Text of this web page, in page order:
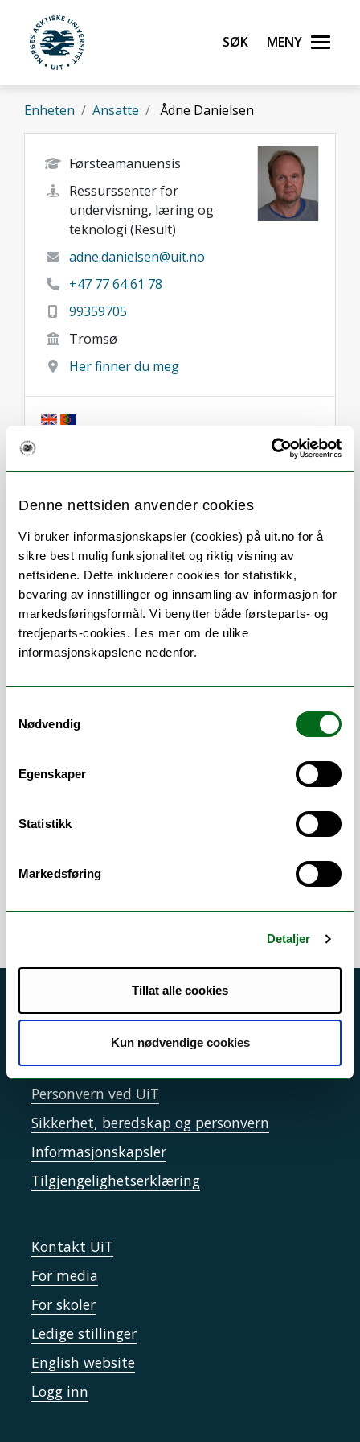
Denne nettsiden anvender cookies
Vi bruker informasjonskapsler (cookies) på uit.no for å
sikre best mulig funksjonalitet og riktig visning av
nettsidene. Dette inkluderer cookies for statistikk,
bevaring av innstillinger og innsamling av informasjon for
markedsføringsformål. Vi benytter både førsteparts- og
tredjeparts-cookies. Les mer om de ulike
informasjonskapslene nedenfor.
Nødvendig
Egenskaper
Statistikk
Markedsføring
Detaljer
Tillat alle cookies
Kun nødvendige cookies
Gå til hovedinnhold
UiT Norges arktiske universitet
Søk Meny
Enheten Ansatte Ådne Danielsen
Førsteamanuensis
Ressurssenter for
undervisning, læring og
teknologi (Result)
adne.danielsen@uit.no
+47 77 64 61 78
99359705
Tromsø
Her finner du meg
Stillingsbeskrivelse
Danielsen er førsteamanuensis i
og ledelse). Av forskningsprosjekter
organisatoriske og ledelsesmessige
av utdanningskvalitet i høyere utdanning.
Driftsmeldinger
Personvern ved UiT
Sikkerhet, beredskap og personvern
Informasjonskapsler
Tilgjengelighetserklæring
Kontakt UiT
For media
For skoler
Ledige stillinger
English website
Logg inn